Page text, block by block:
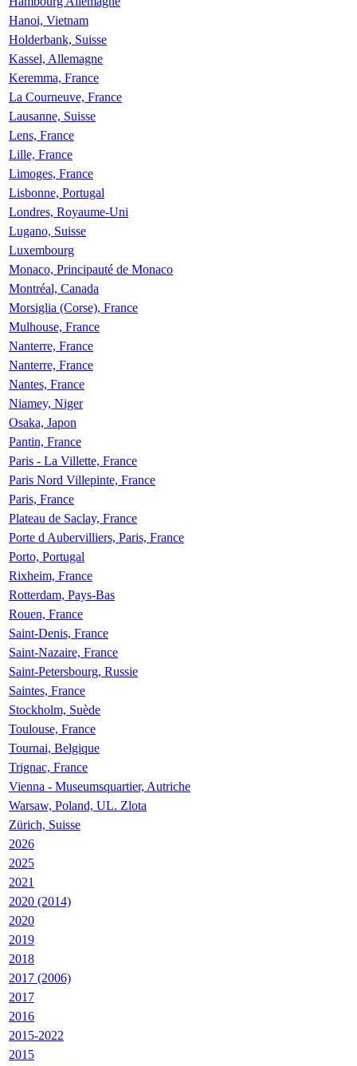
Hanoi, Vietnam
Holderbank, Suisse
Kassel, Allemagne
Keremma, France
La Courneuve, France
Lausanne, Suisse
Lens, France
Lille, France
Limoges, France
Lisbonne, Portugal
Londres, Royaume-Uni
Lugano, Suisse
Luxembourg
Monaco, Principauté de Monaco
Montréal, Canada
Morsiglia (Corse), France
Mulhouse, France
Nanterre, France
Nanterre, France
Nantes, France
Niamey, Niger
Osaka, Japon
Pantin, France
Paris - La Villette, France
Paris Nord Villepinte, France
Paris, France
Plateau de Saclay, France
Porte d Aubervilliers, Paris, France
Porto, Portugal
Rixheim, France
Rotterdam, Pays-Bas
Rouen, France
Saint-Denis, France
Saint-Nazaire, France
Saint-Petersbourg, Russie
Saintes, France
Stockholm, Suède
Toulouse, France
Tournai, Belgique
Trignac, France
Vienna - Museumsquartier, Autriche
Warsaw, Poland, UL. Zlota
Zürich, Suisse
2026
2025
2021
2020 (2014)
2020
2019
2018
2017 (2006)
2017
2016
2015-2022
2015